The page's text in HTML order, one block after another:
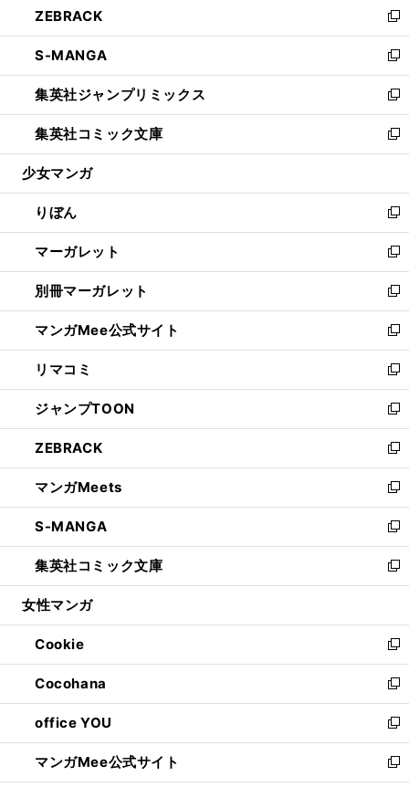
く
で
開
く
ド
ウ
で
開
く
ィ
ン
ド
ウ
で
開
く
い
ウ
ィ
ン
ド
ウ
で
開
ZEBRACK
新
し
い
ウ
ィ
ン
ド
ウ
開
く
S-MANGA
新
し
い
ウ
ィ
ン
ウ
で
開
く
集英社ジャンプリミックス
新
し
い
ウ
ン
ド
ウ
で
開
く
集英社コミック文庫
新
し
ウ
ィ
ン
ド
ウ
で
開
く
少女マンガ
りぼん
新
し
い
ウ
ィ
ン
ド
ウ
で
開
く
マーガレット
新
し
い
ウ
ィ
ン
ド
ウ
で
開
く
別冊マーガレット
新
し
い
ウ
ィ
ン
ド
ウ
で
開
く
マンガMee公式サイト
新
し
い
ウ
ィ
ン
ド
ウ
で
開
く
リマコミ
新
し
い
ウ
ィ
ン
ド
ウ
で
開
く
ジャンプTOON
新
し
い
ウ
ィ
ン
ド
ウ
で
開
ZEBRACK
新
し
い
ウ
ィ
ン
ド
ウ
開
く
マンガMeets
新
し
い
ウ
ィ
ン
ウ
で
開
く
S-MANGA
新
し
い
ウ
ン
ド
ウ
で
開
く
集英社コミック文庫
新
し
ウ
ィ
ン
ド
ウ
で
開
く
女性マンガ
Cookie
新
し
い
ウ
ィ
ン
ド
ウ
Cocohana
新
し
い
ウ
ィ
ン
office YOU
新
し
い
マンガMee公式サイト
新